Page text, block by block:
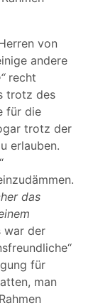
von
andere
recht
trotz des
für die
trotz der
erlauben.
das
war der
für
man